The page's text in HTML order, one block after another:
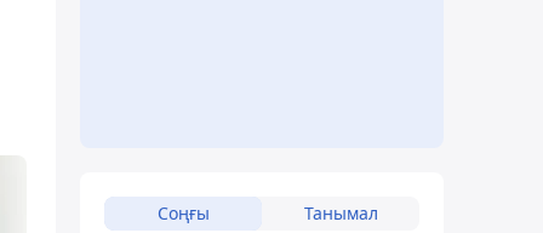
Соңғы Танымал